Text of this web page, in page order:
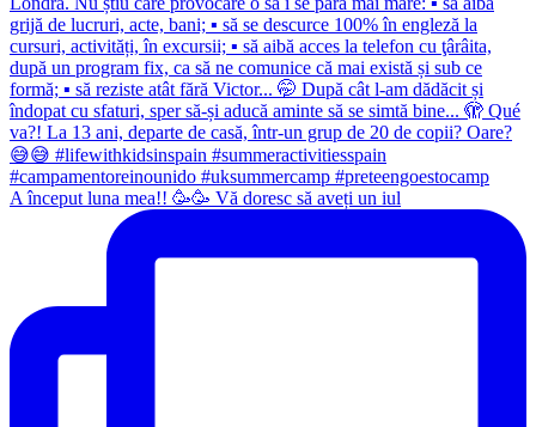
A început luna mea!! 🥳🥳 Vă doresc să aveți un iul